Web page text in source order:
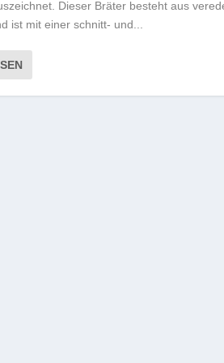
Dieser Bräter besteht aus
ist mit einer schnitt- und...